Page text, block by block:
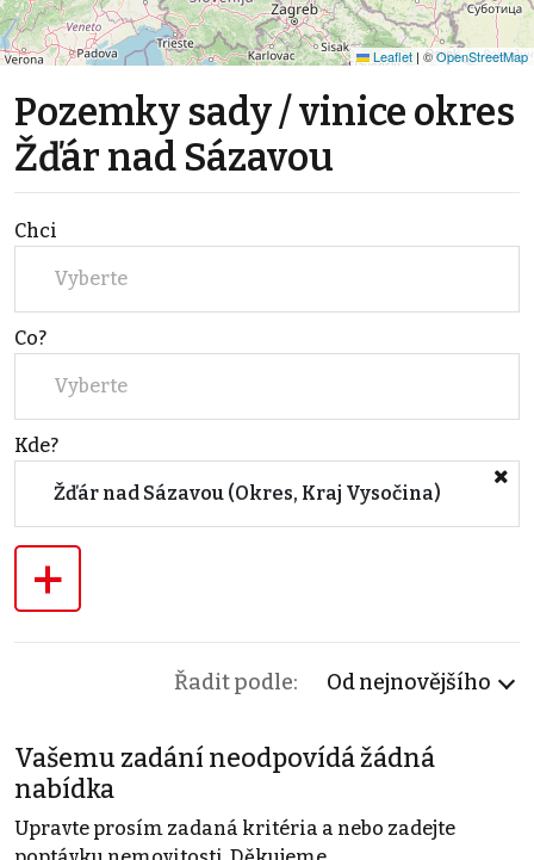
Leaflet | ©OpenStreetMap
Pozemky sady / vinice okres
Žďár nad Sázavou
Chci
Vyberte
Co?
Vyberte
Kde?
Žďár nad Sázavou (Okres, Kraj Vysočina)
+
Řadit podle: Od nejnovějšího
Vašemu zadání neodpovídá žádná
nabídka
Upravte prosím zadaná kritéria a nebo zadejte